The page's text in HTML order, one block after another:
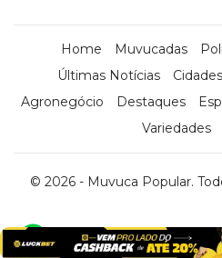
Home Muvucadas
Últimas Notícias
Cidades
Agronegócio
Destaques
Variedades
© 2026 - Muvuca Popular.